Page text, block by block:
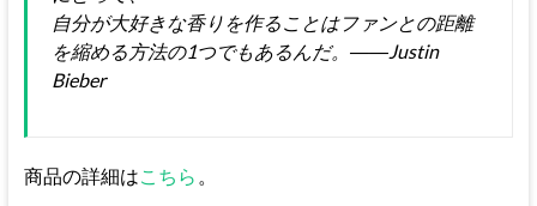
自分が大好きな香りを作ることはファンとの距離
を縮める方法の1つでもあるんだ。――Justin
Bieber
商品の詳細は こちら